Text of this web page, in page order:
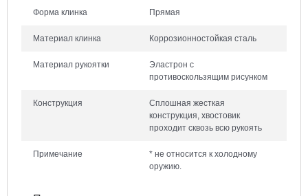
Форма клинка Прямая
Материал клинка Коррозионностойкая сталь
Материал рукоятки
Эластрон с
противоскользящим рисунком
Конструкция
Сплошная жесткая
конструкция, хвостовик
проходит сквозь всю рукоять
Примечание
* не относится к холодному
оружию.